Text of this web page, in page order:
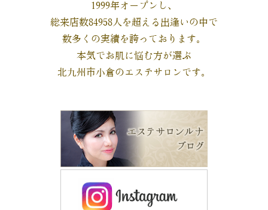
1999年オープンし、
総来店数84958人を超える出逢いの中で
数多くの実績を誇っております。
本気でお肌に悩む方が選ぶ
北九州市小倉のエステサロンです。